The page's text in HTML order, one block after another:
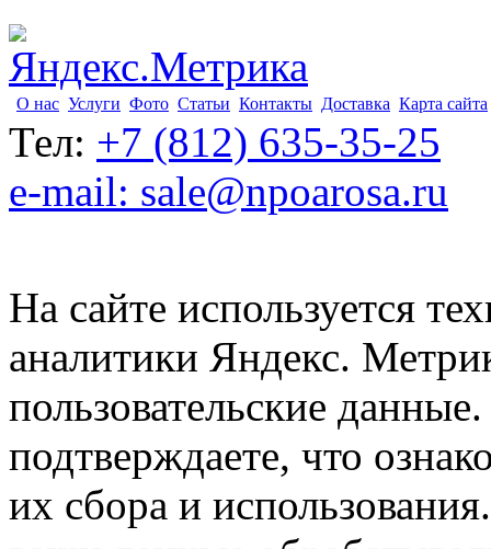
О нас Услуги Фото Статьи Контакты Доставка Карта сайта
Тел: +7 (812) 635-35-25
e-mail: sale@npoarosa.ru
На сайте используется
аналитики Яндекс.
пользовательские
подтверждаете, что
их сбора и